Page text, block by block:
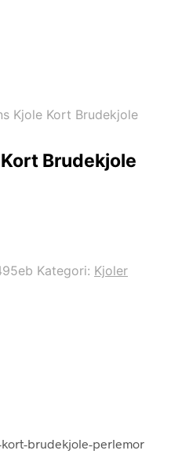
Kjole Kort Brudekjole
Brudekjole
Kategori: Kjoler
brudekjole-perlemor